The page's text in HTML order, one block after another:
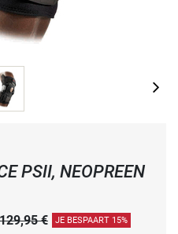
PSII, NEOPREEN
€ JE BESPAART 15%